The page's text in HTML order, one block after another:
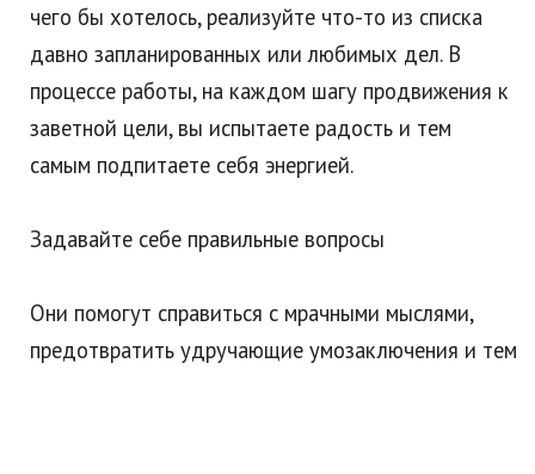
чего бы хотелось, реализуйте что-то из списка
давно запланированных или любимых дел. В
процессе работы, на каждом шагу продвижения к
заветной цели, вы испытаете радость и тем
самым подпитаете себя энергией.
Задавайте себе правильные вопросы
Они помогут справиться с мрачными мыслями,
предотвратить удручающие умозаключения и тем